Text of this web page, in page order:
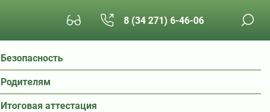
8 (34 271) 6-46-06
Безопасность
Родителям
Итоговая аттестация